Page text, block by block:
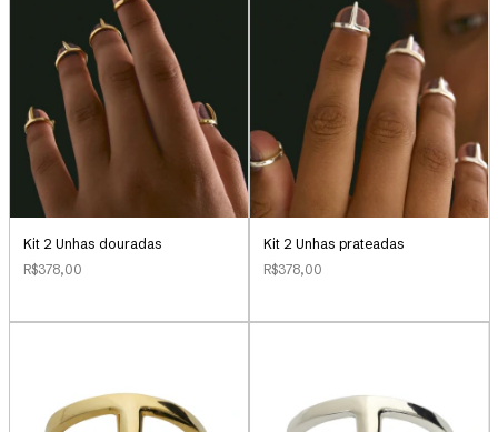
Kit 2 Unhas douradas
R$378,00
Kit 2 Unhas prateadas
R$378,00